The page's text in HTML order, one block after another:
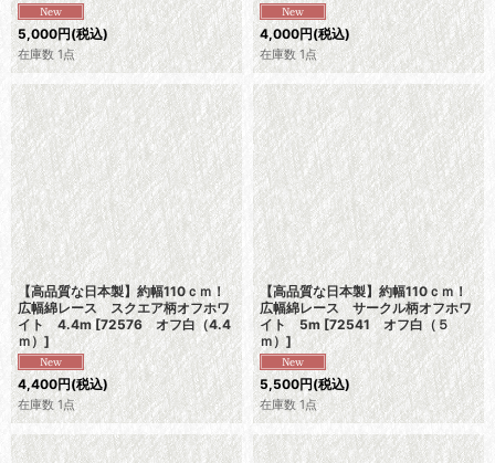
5,000円(税込)
在庫数 1点
4,000円(税込)
在庫数 1点
【高品質な日本製】約幅110ｃｍ！
広幅綿レース スクエア柄オフホワ
イト 4.4m [72576 オフ白（4.4
ｍ）]
4,400円(税込)
在庫数 1点
【高品質な日本製】約幅110ｃｍ！
広幅綿レース サークル柄オフホワ
イト 5m [72541 オフ白（５
ｍ）]
5,500円(税込)
在庫数 1点